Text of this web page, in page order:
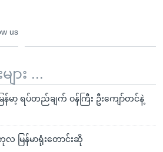
us
ား ...
မာ့ ရပ်တည်ချက် ဝန်ကြီး ဦးကျော်တင်နဲ့
မြန်မာရုံးတောင်းဆို